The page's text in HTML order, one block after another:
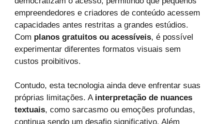
empreendedores e criadores de conteúdo acessem
capacidades antes restritas a grandes estúdios.
Com planos gratuitos ou acessíveis, é possível
experimentar diferentes formatos visuais sem
custos proibitivos.
Contudo, esta tecnologia ainda deve enfrentar suas
próprias limitações. A interpretação de nuances
textuais, como sarcasmo ou emoções profundas,
continua sendo um desafio significativo. Além